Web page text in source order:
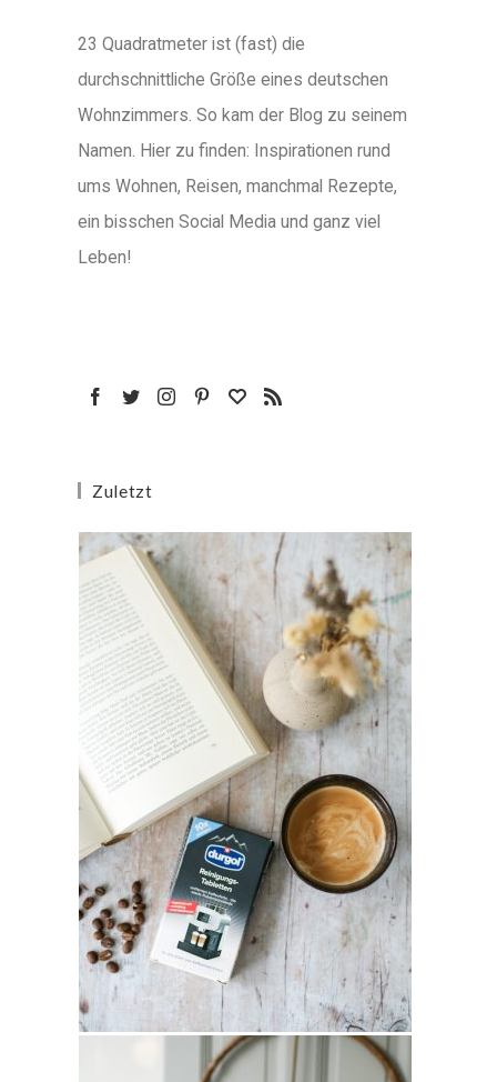
23 Quadratmeter ist (fast) die
durchschnittliche Größe eines deutschen
Wohnzimmers. So kam der Blog zu seinem
Namen. Hier zu finden: Inspirationen rund
ums Wohnen, Reisen, manchmal Rezepte,
ein bisschen Social Media und ganz viel
Leben!
Zuletzt